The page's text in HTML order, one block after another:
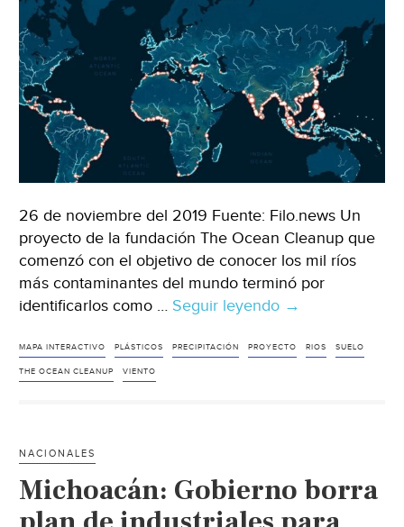
26 de noviembre del 2019 Fuente: Filo.news Un
proyecto de la fundación The Ocean Cleanup que
comenzó con el objetivo de conocer los mil ríos
más contaminantes del mundo terminó por
identificarlos como … Seguir leyendo En
océano
los
→
MAPA INTERACTIVO PLÁSTICOS PRECIPITACIÓN PROYECTO RIOS SUELO
THE OCEAN CLEANUP VIENTO
NACIONALES
Michoacán: Gobierno borra